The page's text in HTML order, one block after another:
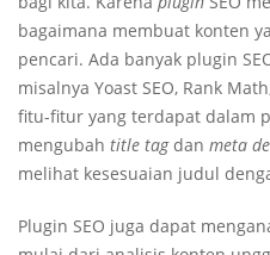
bagaimana membuat konten
pencari. Ada banyak plugin
misalnya Yoast SEO, Rank
fitu-fitur yang terdapat dalam
mengubah title tagdan meta
melihat kesesuaian judul
Plugin SEO juga dapat